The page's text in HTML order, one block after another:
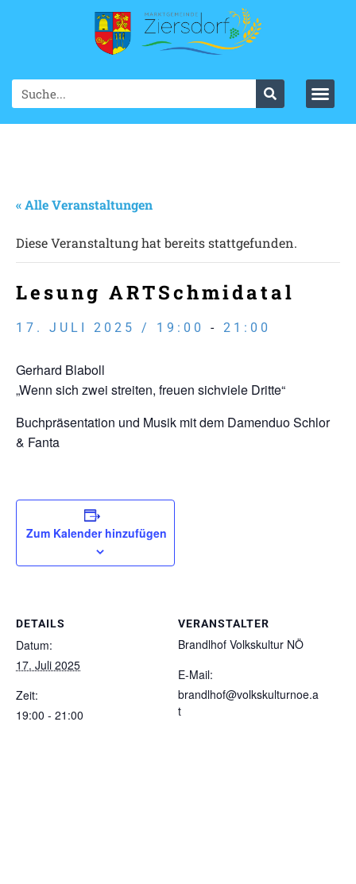
« Alle Veranstaltungen
Diese Veranstaltung hat bereits stattgefunden.
Lesung ARTSchmidatal
17. JULI 2025 / 19:00 - 21:00
Gerhard Blaboll
„Wenn sich zwei streiten, freuen sichviele Dritte“
Buchpräsentation und Musik mit dem Damenduo Schlor
& Fanta
Zum Kalender hinzufügen
DETAILS
Datum:
17. Juli 2025
Zeit:
19:00 - 21:00
VERANSTALTER
Brandlhof Volkskultur NÖ
E-Mail:
brandlhof@volkskulturnoe.a
t